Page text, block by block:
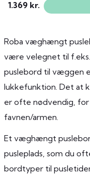
1.369 kr.
Roba væghængt
være velegnet til
puslebord til væggen
lukkefunktion. Det at
er ofte nødvendig, for
favnen/armen.
Et væghængt
pusleplads, som du
bordtyper til